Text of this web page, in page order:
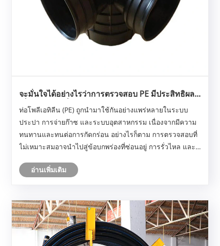
จะมั่นใจได้อย่างไรว่าการตรวจสอบ PE มีประสิทธิผล
เพื่อความน่าเชื่อถือของท่อส่งก๊าซในระยะยาว
ท่อโพลีเอทิลีน (PE) ถูกนำมาใช้กันอย่างแพร่หลายในระบบ
ประปา การจ่ายก๊าซ และระบบอุตสาหกรรม เนื่องจากมีความ
ทนทานและทนต่อการกัดกร่อน อย่างไรก็ตาม การตรวจสอบที่
ไม่เหมาะสมอาจนำไปสู่ข้อบกพร่องที่ซ่อนอยู่ การรั่วไหล และ
โครงสร้างและการปฏิบัติเกี่ยวกับวิธีก......
อ่านเพิ่มเติม